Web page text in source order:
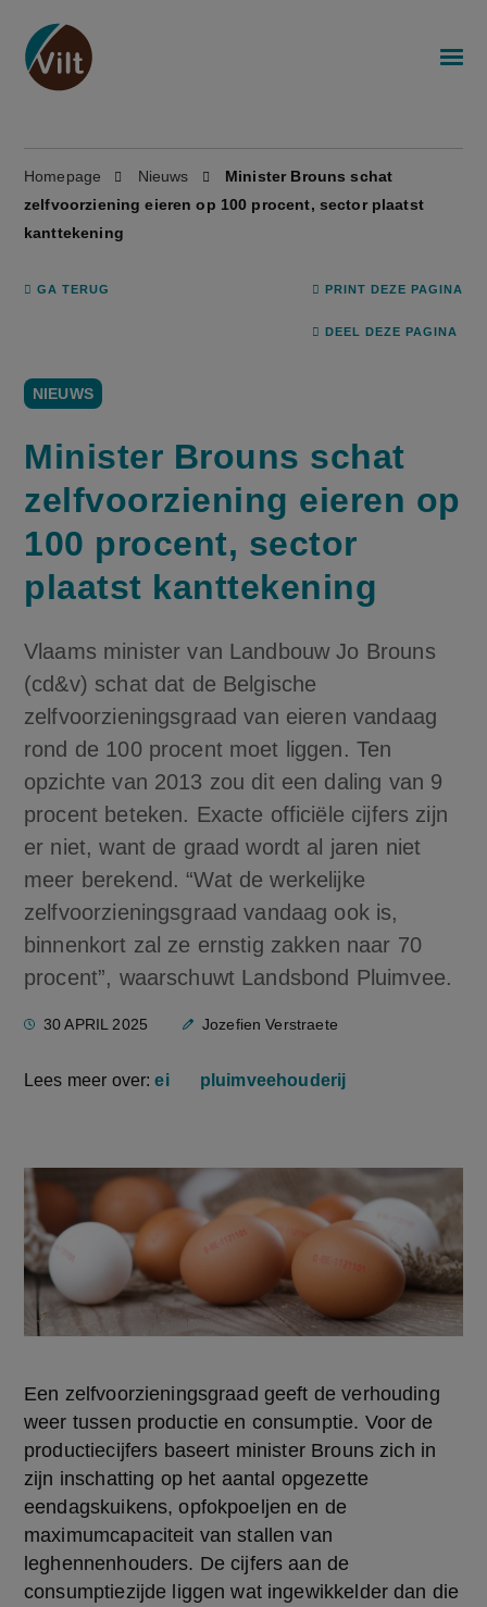
Homepage Nieuws
Minister Brouns schat
zelfvoorziening eieren op 100 procent, sector plaatst
kanttekening
GA TERUG PRINT DEZE PAGINA
DEEL DEZE PAGINA
NIEUWS
Minister Brouns schat
zelfvoorziening eieren op
100 procent, sector
plaatst kanttekening
Vlaams minister van Landbouw Jo Brouns
(cd&v) schat dat de Belgische
zelfvoorzieningsgraad van eieren vandaag
rond de 100 procent moet liggen. Ten
opzichte van 2013 zou dit een daling van 9
procent beteken. Exacte officiële cijfers zijn
er niet, want de graad wordt al jaren niet
meer berekend. “Wat de werkelijke
zelfvoorzieningsgraad vandaag ook is,
binnenkort zal ze ernstig zakken naar 70
procent”, waarschuwt Landsbond Pluimvee.
30 APRIL 2025 Jozefien Verstraete
Lees meer over:ei pluimveehouderij
Een zelfvoorzieningsgraad geeft de verhouding
weer tussen productie en consumptie. Voor de
productiecijfers baseert minister Brouns zich in
zijn inschatting op het aantal opgezette
eendagskuikens, opfokpoeljen en de
maximumcapaciteit van stallen van
leghennenhouders. De cijfers aan de
consumptiezijde liggen wat ingewikkelder dan die